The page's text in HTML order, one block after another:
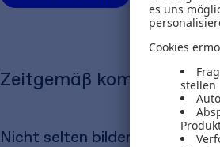
Zeitgemäß
Nicht selten bilden große